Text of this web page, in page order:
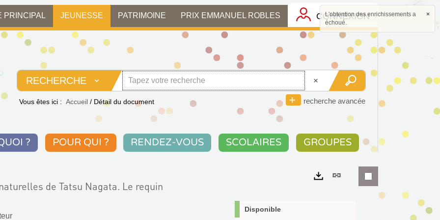
PRINCIPAL JEUNESSE PATRIMOINE PRIX EMMANUEL ROBLES CONNEXION
RECHERCHE
recherche avancée
Vous êtes ici : Accueil / Détail du document
? POUR QUI ? RENDEZ-VOUS SCOLAIRES GROUPES
de Tatsu Nagata. Le requin
Lien
permanent
Disponible
×
L'obtention des enrichissements a
échoué.